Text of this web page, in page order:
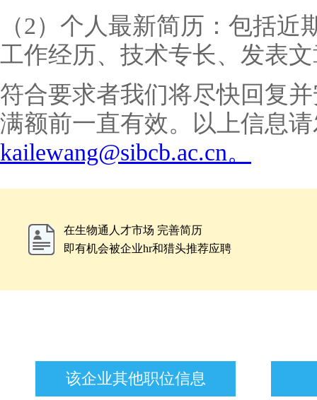
（2） 个人最新简历：包括近
工作经历、技术专长、发表
符合要求者我们将尽快回复
满额前一直有效。
以上信息
kailewang@sibcb.ac.cn。
在生物通人才市场 完善简历
即有机会被企业hr和猎头推荐应聘
该企业其他职位信息